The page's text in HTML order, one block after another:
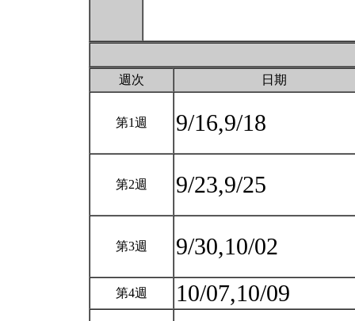
週次 日期
第1週 9/16,9/18
第2週 9/23,9/25
第3週 9/30,10/02
第4週 10/07,10/09